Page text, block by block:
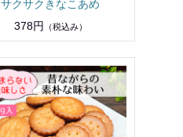
サクサクきなこあめ
378円
（税込み）